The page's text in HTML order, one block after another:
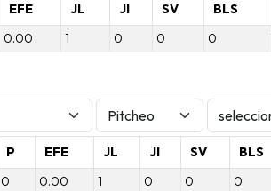
EFE JL JI SV BLS
0.00 1 0 0 0
P EFE JL JI SV BLS
0 0.00 1 0 0 0